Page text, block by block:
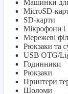
Машинки
MicroSD-
SD-карти
Мікрофони і
Мережеві
Рюкзаки та
USB OTG/
Годинники
Рюкзаки
Принтери
Шоломи